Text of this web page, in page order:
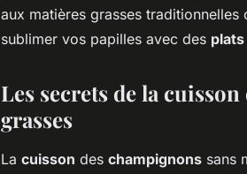
aux matières grasses
sublimer vos papilles avec des plats
Les secrets de la
grasses
La cuisson des champignons sans